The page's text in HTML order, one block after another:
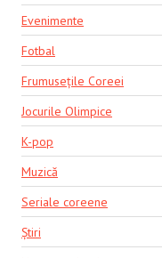
Evenimente
Fotbal
Frumusețile Coreei
Jocurile Olimpice
K-pop
Muzică
Seriale coreene
Știri